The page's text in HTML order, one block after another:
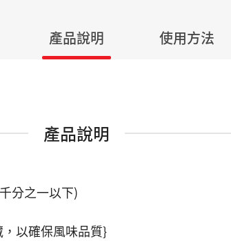
產品說明 使用方法
產品說明
分之一以下)
以確保風味品質}